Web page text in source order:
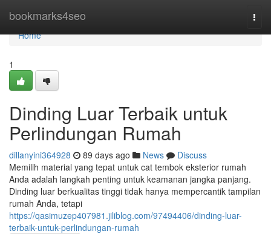
bookmarks4seo
Home
Home
1
Dinding Luar Terbaik untuk
Perlindungan Rumah
dillanyini364928 89 days ago News
Discuss
Memilih material yang tepat untuk cat tembok eksterior rumah
Anda adalah langkah penting untuk keamanan jangka panjang.
Dinding luar berkualitas tinggi tidak hanya mempercantik tampilan
rumah Anda, tetapi
https://qasimuzep407981.jiliblog.com/97494406/dinding-luar-
terbaik-untuk-perlindungan-rumah